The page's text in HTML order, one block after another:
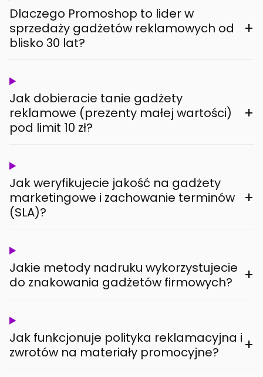
Dlaczego Promoshop to lider w
sprzedaży gadżetów reklamowych od
blisko 30 lat?
+
Jak dobieracie tanie gadżety
reklamowe (prezenty małej wartości)
pod limit 10 zł?
+
Jak weryfikujecie jakość na gadżety
marketingowe i zachowanie terminów
(SLA)?
+
Jakie metody nadruku wykorzystujecie
do znakowania gadżetów firmowych?
+
Jak funkcjonuje polityka reklamacyjna i
zwrotów na materiały promocyjne?
+